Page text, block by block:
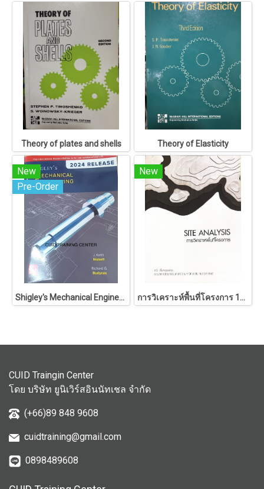
Theory of plates and shells Theory of Elasticity
New
Pre-Order
Shigley's Mechanical Engineering Design
New
การวิเคราะห์พื้นที่โครงการ 146
CUID Traingin Center
โดย บริษัท ยูนิเวิร์สอินนัทเชล จำกัด
(+66)89 848 9608
cuidtraining@gmail.com
0898489608